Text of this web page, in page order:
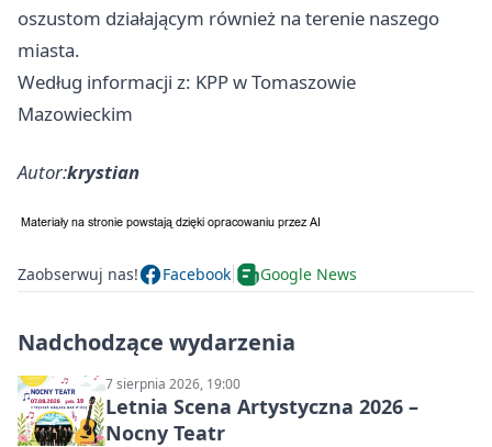
oszustom działającym również na terenie naszego
miasta.
Według informacji z: KPP w Tomaszowie
Mazowieckim
Autor:krystian
Zaobserwuj nas! Facebook Google News
Nadchodzące wydarzenia
7 sierpnia 2026, 19:00
Letnia Scena Artystyczna 2026 –
Nocny Teatr